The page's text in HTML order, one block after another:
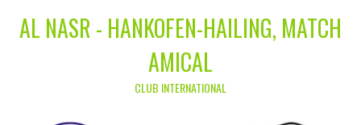
AL NASR - HANKOFEN-HAILING, MATCH
AMICAL
CLUB INTERNATIONAL